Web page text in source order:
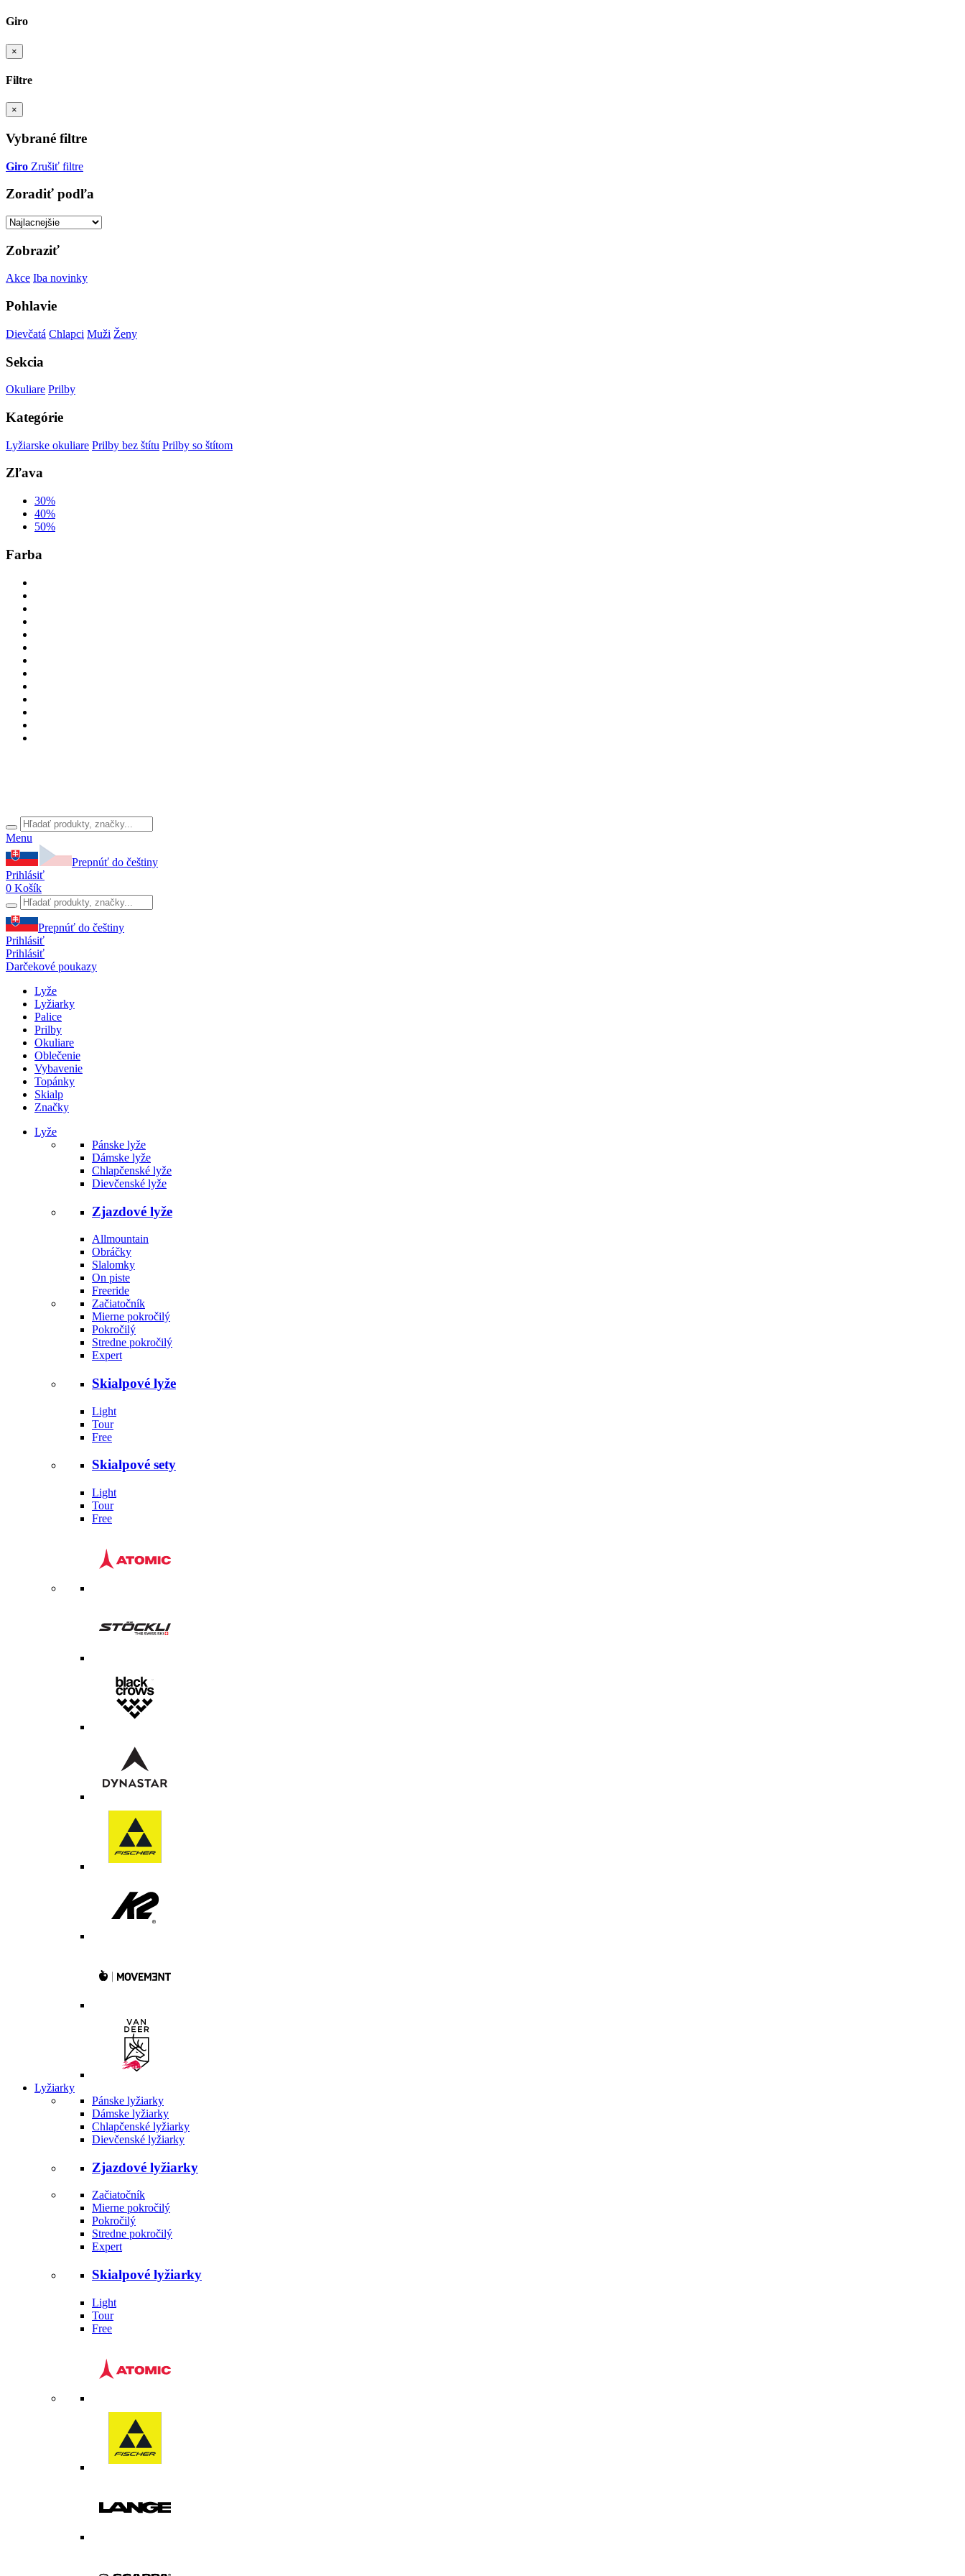
Giro
×
Filtre
×
Vybrané filtre
Giro Zrušiť filtre
Zoradiť podľa
Zobraziť
Akce Iba novinky
Pohlavie
Dievčatá Chlapci Muži Ženy
Sekcia
Okuliare Prilby
Kategórie
Lyžiarske okuliare Prilby bez štítu Prilby so štítom
Zľava
30%
40%
50%
Farba
Menu
Prepnúť do češtiny
Prihlásiť
0 Košík
Prepnúť do češtiny
Prihlásiť
Prihlásiť
Darčekové poukazy
Lyže
Lyžiarky
Palice
Prilby
Okuliare
Oblečenie
Vybavenie
Topánky
Skialp
Značky
Lyže
Pánske lyže
Dámske lyže
Chlapčenské lyže
Dievčenské lyže
Zjazdové lyže
Allmountain
Obráčky
Slalomky
On piste
Freeride
Začiatočník
Mierne pokročilý
Pokročilý
Stredne pokročilý
Expert
Skialpové lyže
Light
Tour
Free
Skialpové sety
Light
Tour
Free
Lyžiarky
Pánske lyžiarky
Dámske lyžiarky
Chlapčenské lyžiarky
Dievčenské lyžiarky
Zjazdové lyžiarky
Začiatočník
Mierne pokročilý
Pokročilý
Stredne pokročilý
Expert
Skialpové lyžiarky
Light
Tour
Free